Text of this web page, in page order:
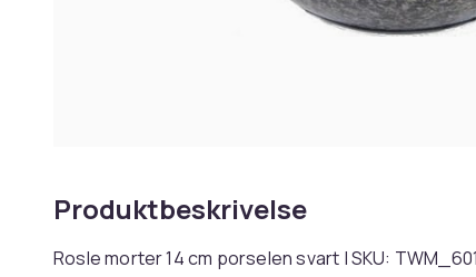
Produktbeskrivelse
Rosle morter 14 cm porselen svart | SKU: